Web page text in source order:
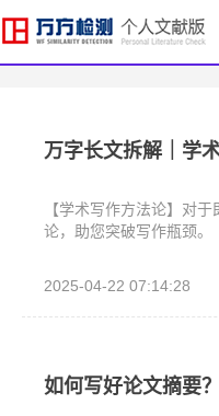
万字长文拆解｜学
【学术写作方法论】对
论，助您突破写作瓶颈。
2025-04-22 07:14:28
如何写好论文摘要